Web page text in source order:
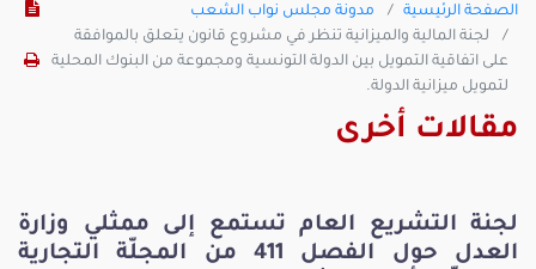
الصفحة الرئيسية
مدونة مجلس نواب الشعب
لجنة المالية والميزانية تنظر في مشروع قانون يتعلق بالموافقة
على اتفاقية التمويل بين الدولة التونسية ومجموعة من البنوك المحلية
لتمويل ميزانية الدولة.
مقالات أخرى
لجنة التشريع العام تستمع إلى ممثلي وزارة
العدل حول الفصل 411 من المجلّة التجارية